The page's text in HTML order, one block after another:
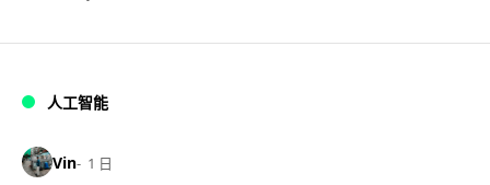
人工智能
Vin 1 日